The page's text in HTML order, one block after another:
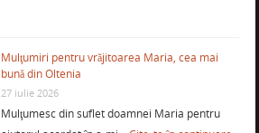
Mulţumiri pentru vrăjitoarea Maria, cea mai
bună din Oltenia
27 iulie 2026
Mulţumesc din suflet doamnei Maria pentru